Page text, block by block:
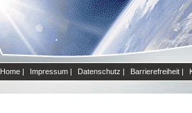
Home | Impressum | Datenschutz | Barrierefreiheit |